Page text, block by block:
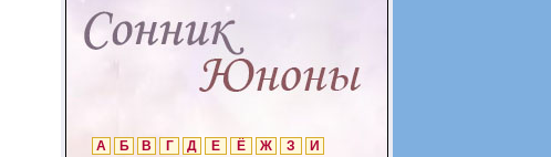
А Б В Г Д Е Ё Ж З
И